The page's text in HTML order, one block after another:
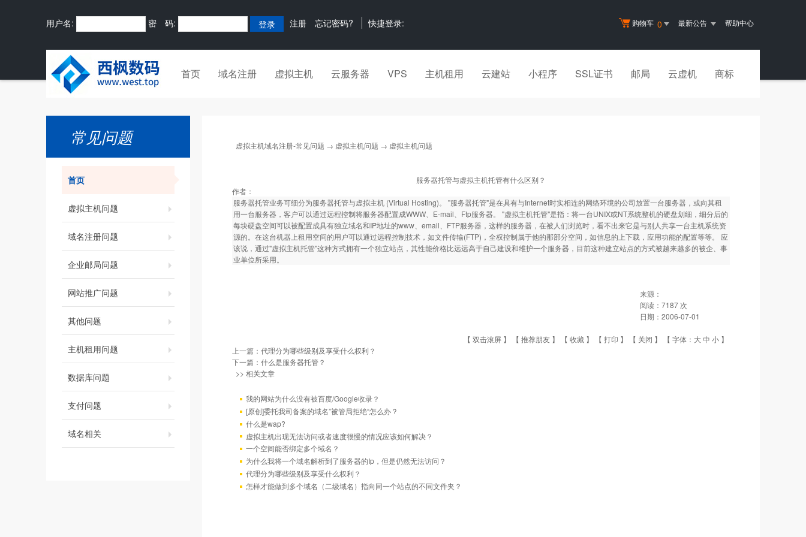
购物车 0 最新公告 帮助中心
用户名: 密 码: 注册 忘记密码? 快捷登录:
首页 域名注册 虚拟主机 云服务器 VPS 主机租用 云建站 小程序 SSL证书 邮局 云虚机 商标
常见问题
首页
虚拟主机问题
域名注册问题
企业邮局问题
网站推广问题
其他问题
主机租用问题
数据库问题
支付问题
域名相关
虚拟主机域名注册-常见问题 → 虚拟主机问题 → 虚拟主机问题
服务器托管与虚拟主机托管有什么区别？
作者：
服务器托管业务可细分为服务器托管与虚拟主机 (Virtual Hosting)。 "服务器托管"是在具有与Internet时实相连的网络环境的公司放置一台服务器，或向其租
用一台服务器，客户可以通过远程控制将服务器配置成WWW、E-mail、Ftp服务器。 "虚拟主机托管"是指：将一台UNIX或NT系统整机的硬盘划细，细分后的
每块硬盘空间可以被配置成具有独立域名和IP地址的www、email、FTP服务器，这样的服务器，在被人们浏览时，看不出来它是与别人共享一台主机系统资
源的。在这台机器上租用空间的用户可以通过远程控制技术，如文件传输(FTP)，全权控制属于他的那部分空间，如信息的上下载，应用功能的配置等等。 应
该说，通过"虚拟主机托管"这种方式拥有一个独立站点，其性能价格比远远高于自己建设和维护一个服务器，目前这种建立站点的方式被越来越多的被企、事
业单位所采用。
来源：
阅读： 7187 次
日期： 2006-07-01
【 双击滚屏 】 【 推荐朋友 】 【 收藏 】 【 打印 】 【 关闭 】 【 字体： 大中 小 】
上一篇： 代理分为哪些级别及享受什么权利？
下一篇： 什么是服务器托管？
>> 相关文章
我的网站为什么没有被百度/Google收录？
[原创]委托我司备案的域名”被管局拒绝“怎么办？
什么是wap?
虚拟主机出现无法访问或者速度很慢的情况应该如何解决？
一个空间能否绑定多个域名？
为什么我将一个域名解析到了服务器的Ip，但是仍然无法访问？
代理分为哪些级别及享受什么权利？
怎样才能做到多个域名（二级域名）指向同一个站点的不同文件夹？